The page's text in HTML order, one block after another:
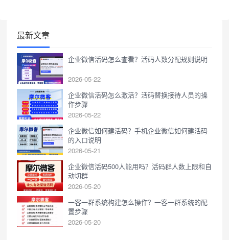
最新文章
企业微信活码怎么查看？活码人数分配规则说明
2026-05-22
企业微信活码怎么激活？活码替换接待人员的操
作步骤
2026-05-22
企业微信如何建活码？手机企业微信如何建活码
的入口说明
2026-05-21
企业微信活码500人能用吗？活码群人数上限和自
动切群
2026-05-20
一客一群系统构建怎么操作？一客一群系统的配
置步骤
2026-05-20